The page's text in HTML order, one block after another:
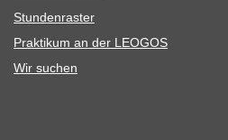
Stun­den­ras­ter
Prak­ti­kum an der LEOGOS
Wir suchen